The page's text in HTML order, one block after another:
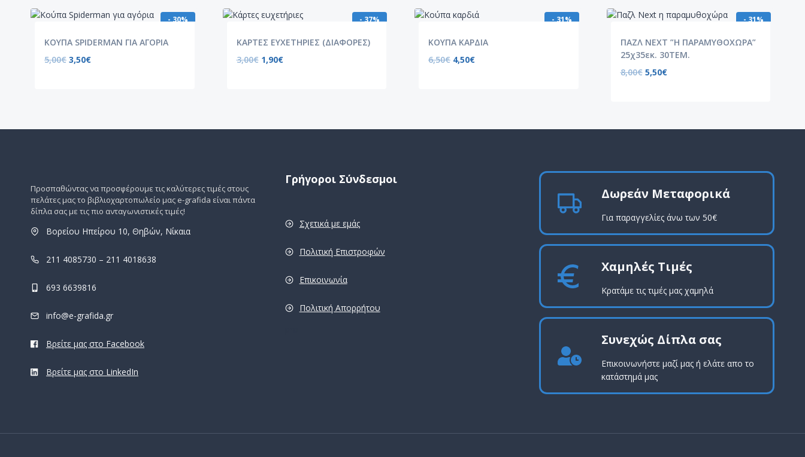
- 30%
ΚΟΥΠΑ SPIDERMAN ΓΙΑ ΑΓΟΡΙΑ
5,00€ 3,50€
- 37%
ΚΑΡΤΕΣ ΕΥΧΕΤΗΡΙΕΣ (ΔΙΑΦΟΡΕΣ)
3,00€ 1,90€
- 31%
ΚΟΥΠΑ ΚΑΡΔΙΑ
6,50€ 4,50€
- 31%
ΠΑΖΛ NEXT ”Η ΠΑΡΑΜΥΘΟΧΩΡΑ”
25χ35εκ. 30ΤΕΜ.
8,00€ 5,50€
Προσπαθώντας να προσφέρουμε τις καλύτερες τιμές στους
πελάτες μας το βιβλιοχαρτοπωλείο μας e-grafida είναι πάντα
δίπλα σας με τις πιο ανταγωνιστικές τιμές!
Βορείου Ηπείρου 10, Θηβών, Νίκαια
211 4085730 – 211 4018638
693 6639816
info@e-grafida.gr
Βρείτε μας στο Facebook
Βρείτε μας στο LinkedIn
Γρήγοροι Σύνδεσμοι
Σχετικά με εμάς
Πολιτική Επιστροφών
Επικοινωνία
Πολιτική Απορρήτου
Δωρεάν Μεταφορικά
Για παραγγελίες άνω των 50€
Χαμηλές Τιμές
Κρατάμε τις τιμές μας χαμηλά
Συνεχώς Δίπλα σας
Επικοινωνήστε μαζί μας ή ελάτε απο το
κατάστημά μας